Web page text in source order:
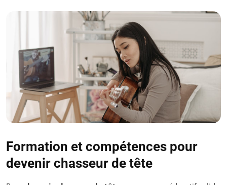
Formation et compétences pour
devenir chasseur de tête